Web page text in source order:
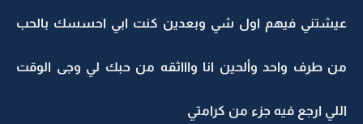
عيشتني فيهم اول شي وبعدين كنت ابي احسسك بالحب
من طرف واحد وألحين انا واااثقه من حبك لي وجى الوقت
اللي ارجع فيه جزء من كرامتي